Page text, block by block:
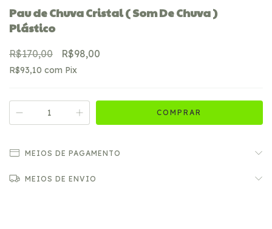
Pau de Chuva Cristal ( Som De Chuva )
Plástico
R$170,00 R$98,00
R$93,10 com Pix
MEIOS DE PAGAMENTO
MEIOS DE ENVIO